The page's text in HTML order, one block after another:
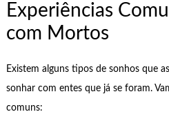
Experiências
com Mortos
Existem alguns tipos de sonhos que
sonhar com entes que já se foram.
comuns: